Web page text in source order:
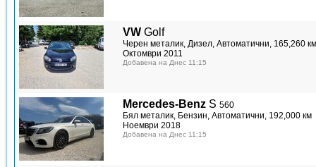
VW Golf
Черен металик, Дизел, Автоматични, 165,260 км
Октомври 2011
Добавена на Днес 11:15
Mercedes-Benz S 560
Бял металик, Бензин, Автоматични, 192,000 км
Ноември 2018
Добавена на Днес 11:15